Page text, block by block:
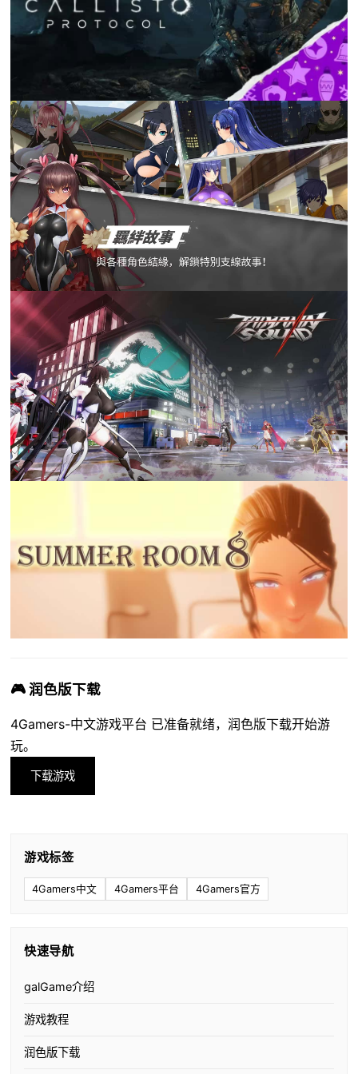
🎮 润色版下载
4Gamers-中文游戏平台 已准备就绪，润色版下载开始游
玩。
下载游戏
游戏标签
4Gamers中文 4Gamers平台 4Gamers官方
快速导航
galGame介绍
游戏教程
润色版下载